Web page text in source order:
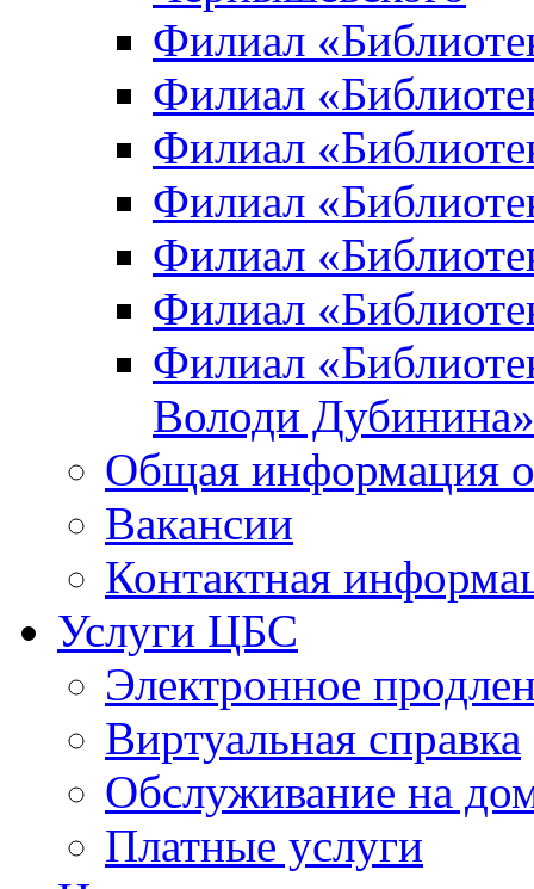
Филиал
Филиал
Филиал
Филиал
Филиал
Филиал
Филиал
Володи Дубинина»
Общая информация
Вакансии
Контактная
Услуги ЦБС
Электронное
Виртуальная справка
Обслуживание на
Платные услуги